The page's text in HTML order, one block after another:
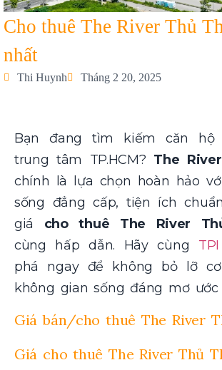
Cho thuê The River Thủ
nhất
Thi Huynh Tháng 2 20, 2025
Bạn đang tìm kiếm căn hộ
trung tâm TP.HCM? The
chính là lựa chọn hoàn hảo
sống đẳng cấp, tiện ích
giá cho thuê The River
cùng hấp dẫn. Hãy cùng
phá ngay để không bỏ lỡ
không gian sống đáng mơ ước
Giá bán/cho thuê The River
Giá cho thuê The River Thủ